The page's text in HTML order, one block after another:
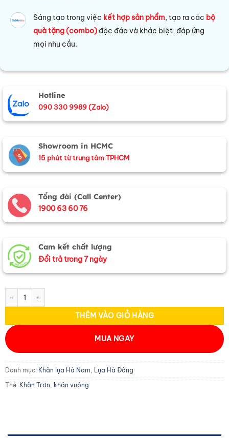
Sáng tạo trong việc kết hợp sản phẩm, tạo ra các bộ
quà tặng (combo) độc đáo và khác biệt, đáp ứng
mọi nhu cầu.
Hotline
090 330 9989 (Zalo)
Showroom in HCMC
15 phút từ trung tâm TPHCM
Tổng đài (Call Center)
1900 63 60 76
Cam kết chất lượng
Đổi trả trong 7 ngày
Khăn lụa vuông tơ tằm trơn màu trắng MNV-PT5050/11 số lượng
THÊM VÀO GIỎ HÀNG
MUA NGAY
Danh mục: Khăn lụa Hà Nam, Lụa Hà Đông
Thẻ: Khăn Trơn, khăn vuông